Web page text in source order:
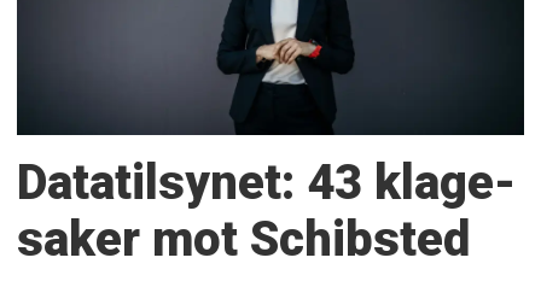
Datatilsynet: 43 klage­
saker mot Schibsted